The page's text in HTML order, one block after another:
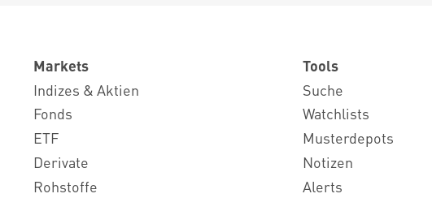
Markets
Indizes & Aktien
Fonds
ETF
Derivate
Rohstoffe
Tools
Suche
Watchlists
Musterdepots
Notizen
Alerts